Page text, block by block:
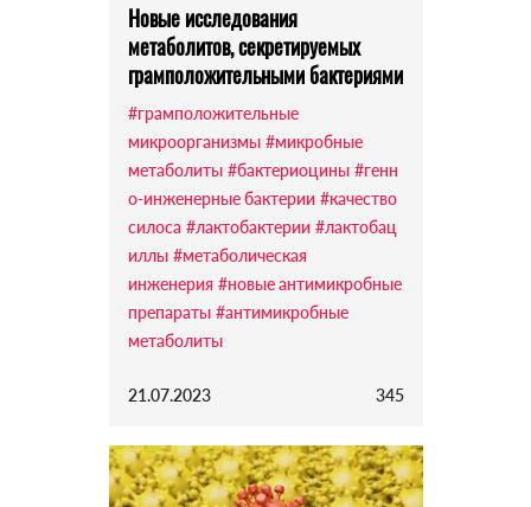
Новые исследования
метаболитов, секретируемых
грамположительными бактериями
#грамположительные
микроорганизмы #микробные
метаболиты #бактериоцины #генн
о-инженерные бактерии #качество
силоса #лактобактерии #лактобац
иллы #метаболическая
инженерия #новые антимикробные
препараты #антимикробные
метаболиты
21.07.2023 345